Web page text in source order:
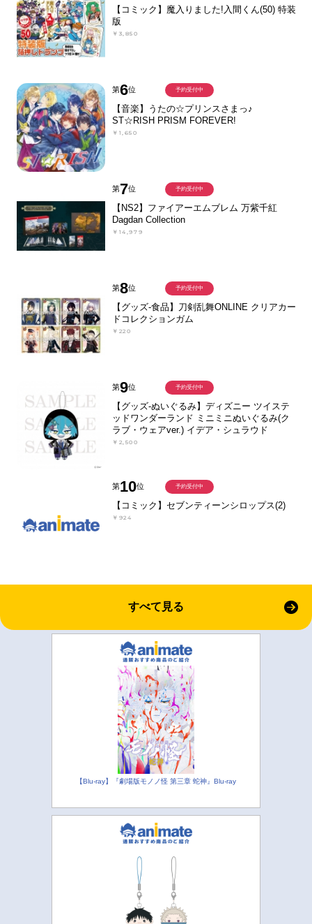
【コミック】魔入りました!入間くん(50) 特装
版
￥3,850
第6位
【音楽】うたの☆プリンスさまっ♪
ST☆RISH PRISM FOREVER!
￥1,650
予約受付中
第7位
【NS2】ファイアーエムブレム 万紫千紅
Dagdan Collection
￥14,979
予約受付中
第8位
【グッズ-食品】刀剣乱舞ONLINE クリアカー
ドコレクションガム
￥220
予約受付中
第9位
【グッズ-ぬいぐるみ】ディズニー ツイステ
ッドワンダーランド ミニミニぬいぐるみ(ク
ラブ・ウェアver.) イデア・シュラウド
￥2,500
予約受付中
第10位
【コミック】セブンティーンシロップス(2)
￥924
予約受付中
すべて見る
【Blu-ray】『劇場版モノノ怪 第三章 蛇神』Blu-ray